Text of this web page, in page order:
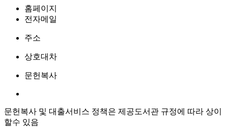
홈페이지
전자메일
주소
상호대차
문헌복사
문헌복사 및 대출서비스 정책은 제공도서관 규정에 따라 상이
할수 있음